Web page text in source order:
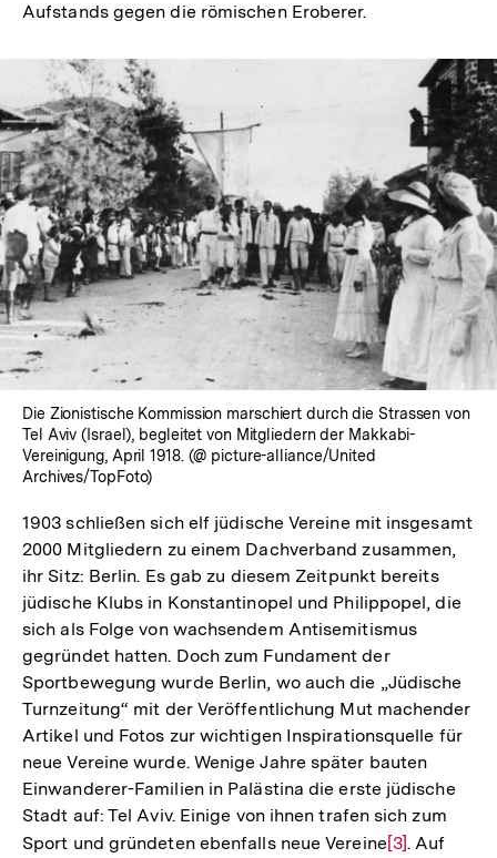
Aufstands gegen die römischen Eroberer.
Die Zionistische Kommission marschiert durch die Strassen von
Tel Aviv (Israel), begleitet von Mitgliedern der Makkabi-
Vereinigung, April 1918. (@ picture-alliance/United
Archives/TopFoto)
1903 schließen sich elf jüdische Vereine mit insgesamt
2000 Mitgliedern zu einem Dachverband zusammen,
ihr Sitz: Berlin. Es gab zu diesem Zeitpunkt bereits
jüdische Klubs in Konstantinopel und Philippopel, die
sich als Folge von wachsendem Antisemitismus
gegründet hatten. Doch zum Fundament der
Sportbewegung wurde Berlin, wo auch die „Jüdische
Turnzeitung“ mit der Veröffentlichung Mut machender
Artikel und Fotos zur wichtigen Inspirationsquelle für
neue Vereine wurde. Wenige Jahre später bauten
Einwanderer-Familien in Palästina die erste jüdische
Stadt auf: Tel Aviv. Einige von ihnen trafen sich zum
Sport und gründeten ebenfalls neue VereineZur
[3]. Auf